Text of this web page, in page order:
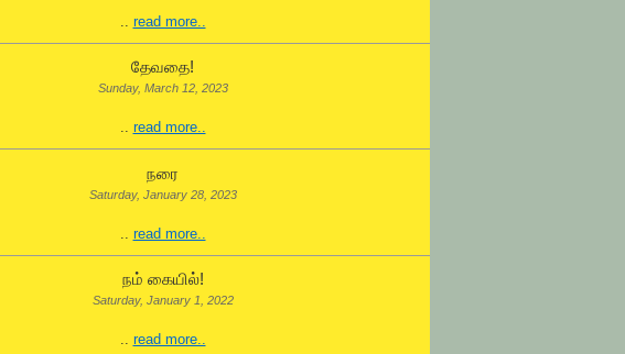
read more..
தேவதை!
Sunday, March 12, 2023
.. read more..
நரை
Saturday, January 28, 2023
read more..
நம் கையில்!
Saturday, January 1, 2022
.. read more..